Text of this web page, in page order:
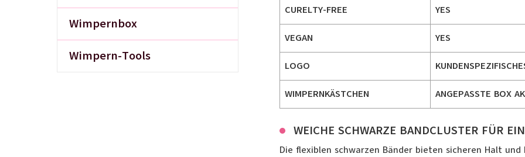
Wimpernbox
Wimpern-Tools
CURELTY-FREE YES
VEGAN YES
LOGO
WIMPERNKÄSTCHEN ANGEPASSTE BOX
WEICHE SCHWARZE BANDCLUSTER FÜR
Die flexiblen schwarzen Bänder bieten sicheren Halt